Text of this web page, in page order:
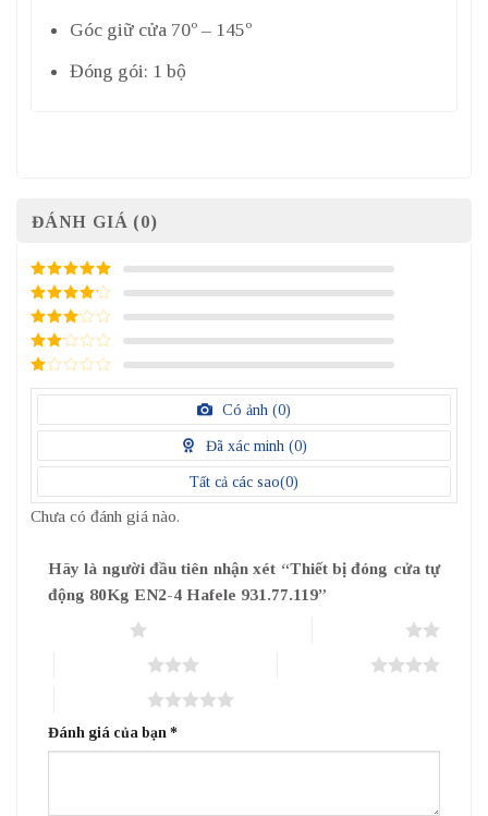
Góc giữ cửa 70º – 145º
Đóng gói: 1 bộ
ĐÁNH GIÁ (0)
5/ 5 điểm
4/ 5
điểm
3/ 5
điểm
2/
điểm
1
điểm
Có ảnh (0)
Đã xác minh (0)
Tất cả các sao(0)
Chưa có đánh giá nào.
Hãy là người đầu tiên nhận xét “Thiết bị đóng cửa tự
động 80Kg EN2-4 Hafele 931.77.119”
Đánh giá của bạn *